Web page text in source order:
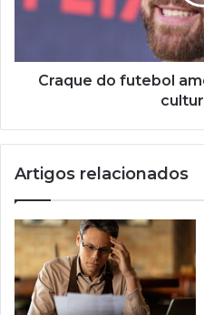
pop
Craque do futebol
Artigos relacionados